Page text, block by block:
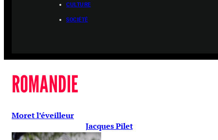
CULTURE
SOCIÉTÉ
ROMANDIE
Moret l’éveilleur
Jacques Pilet